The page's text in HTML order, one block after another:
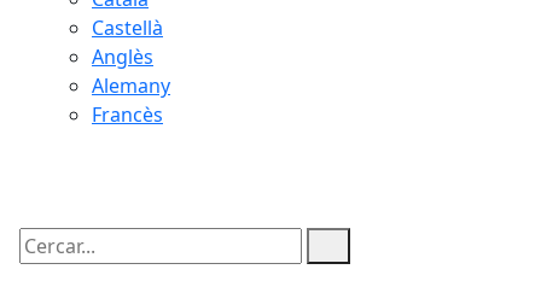
Castellà
Anglès
Alemany
Francès
Cercar: